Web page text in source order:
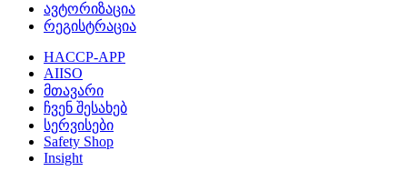
ავტორიზაცია
რეგისტრაცია
HACCP-APP
AIISO
მთავარი
ჩვენ შესახებ
სერვისები
Safety Shop
Insight